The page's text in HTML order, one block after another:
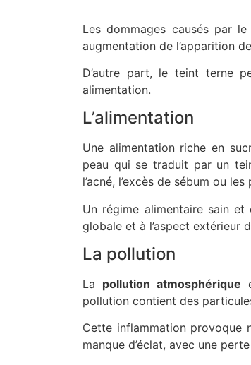
Les dommages causés par
augmentation de l’apparition
D’autre part, le teint terne
alimentation.
L’alimentation
Une alimentation riche en
peau qui se traduit par un
l’acné, l’excès de sébum ou
Un régime alimentaire sain
globale et à l’aspect extérieur
La pollution
La pollution atmosphérique
pollution contient des
Cette inflammation provoque
manque d’éclat, avec une